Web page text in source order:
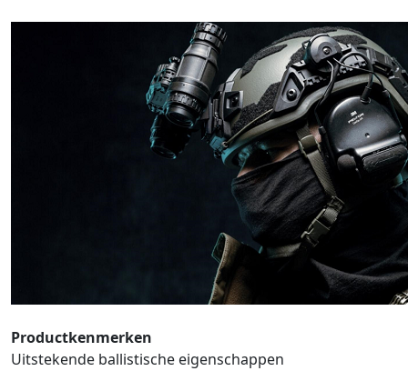
Productkenmerken
Uitstekende ballistische eigenschappen